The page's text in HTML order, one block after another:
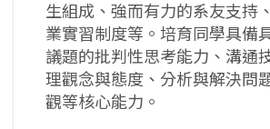
生組成、強而有力的系友支持
業實習制度等。培育同學具備
議題的批判性思考能力、溝通
理觀念與態度、分析與解決問
觀等核心能力。